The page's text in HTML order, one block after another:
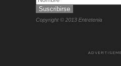
Copyright © 2013 Entretenia